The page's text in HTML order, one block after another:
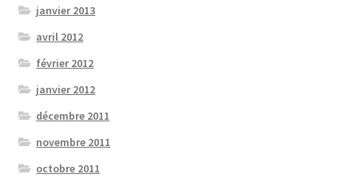
janvier 2013
avril 2012
février 2012
janvier 2012
décembre 2011
novembre 2011
octobre 2011